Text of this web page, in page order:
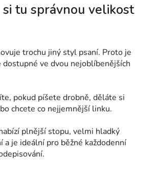
tu správnou velikost
trochu jiný styl psaní. Proto je
ve dvou nejoblíbenějších
pokud píšete drobně, děláte si
chcete co nejjemnější linku.
plnější stopu, velmi hladký
a je ideální pro běžné každodenní